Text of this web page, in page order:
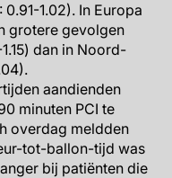
1.02). In Europa
grotere gevolgen
dan in Noord-
aandienden
minuten PCI te
overdag meldden
tot-ballon-tijd was
bij patiënten die